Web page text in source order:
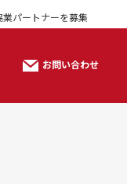
業パートナーを募集
お問い合わせ